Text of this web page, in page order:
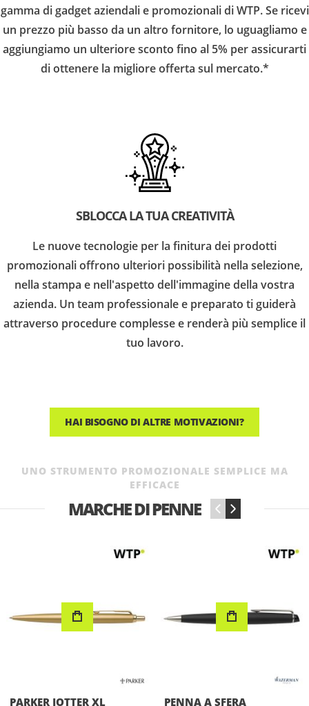
gamma di gadget aziendali e promozionali di WTP. Se ricevi
un prezzo più basso da un altro fornitore, lo uguagliamo e
aggiungiamo un ulteriore sconto fino al 5% per assicurarti
di ottenere la migliore offerta sul mercato.*
SBLOCCA LA TUA CREATIVITÀ
Le nuove tecnologie per la finitura dei prodotti
promozionali offrono ulteriori possibilità nella selezione,
nella stampa e nell'aspetto dell'immagine della vostra
azienda. Un team professionale e preparato ti guiderà
attraverso procedure complesse e renderà più semplice il
tuo lavoro.
HAI BISOGNO DI ALTRE MOTIVAZIONI?
UNO STRUMENTO PROMOZIONALE SEMPLICE MA
EFFICACE
MARCHE DI PENNE ‹ ›
PENNA A SFERA PARKER IM PENNA A